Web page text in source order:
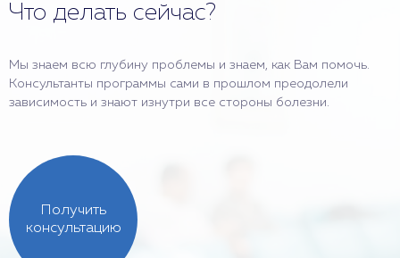
Что делать сейчас?
Мы знаем всю глубину проблемы и знаем, как Вам помочь.
Консультанты программы сами в прошлом преодолели
зависимость и знают изнутри все стороны болезни.
Получить
консультацию